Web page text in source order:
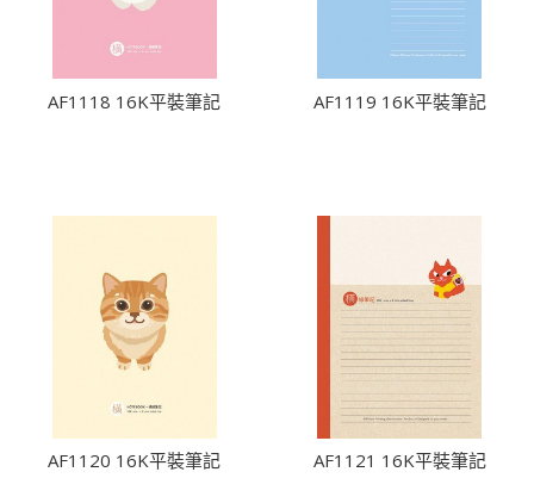
AF1118 16K平裝筆記 AF1119 16K平裝筆記
AF1120 16K平裝筆記 AF1121 16K平裝筆記